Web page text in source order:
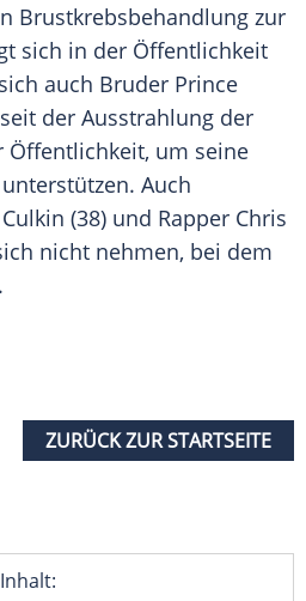
Brustkrebsbehandlung zur
sich in der Öffentlichkeit
auch Bruder Prince
der Ausstrahlung der
um seine
Auch
(38) und Rapper Chris
nicht nehmen, bei dem
ZURÜCK ZUR STARTSEITE